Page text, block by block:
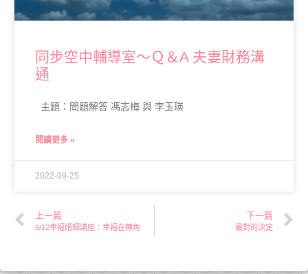
同步空中輔導室～Ｑ＆A 夫妻財務溝
通
主題：問題解答 馮志梅 與 李玉瑛
閱讀更多 »
2022-09-25
上一篇
9/12幸福婚姻講座：幸福在轉角
下一篇
最對的決定